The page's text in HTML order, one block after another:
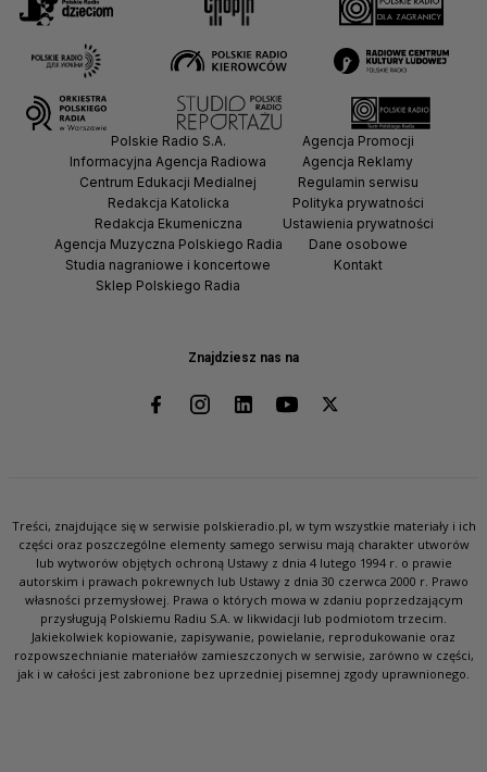
Znajdziesz nas na
Polskie Radio S.A.
Informacyjna Agencja Radiowa
Centrum Edukacji Medialnej
Redakcja Katolicka
Redakcja Ekumeniczna
Agencja Muzyczna Polskiego Radia
Studia nagraniowe i koncertowe
Sklep Polskiego Radia
Agencja Promocji
Agencja Reklamy
Regulamin serwisu
Polityka prywatności
Ustawienia prywatności
Dane osobowe
Kontakt
Treści, znajdujące się w serwisie polskieradio.pl, w tym wszystkie materiały i ich
części oraz poszczególne elementy samego serwisu mają charakter utworów
lub wytworów objętych ochroną Ustawy z dnia 4 lutego 1994 r. o prawie
autorskim i prawach pokrewnych lub Ustawy z dnia 30 czerwca 2000 r. Prawo
własności przemysłowej. Prawa o których mowa w zdaniu poprzedzającym
przysługują Polskiemu Radiu S.A. w likwidacji lub podmiotom trzecim.
Jakiekolwiek kopiowanie, zapisywanie, powielanie, reprodukowanie oraz
rozpowszechnianie materiałów zamieszczonych w serwisie, zarówno w części,
jak i w całości jest zabronione bez uprzedniej pisemnej zgody uprawnionego.